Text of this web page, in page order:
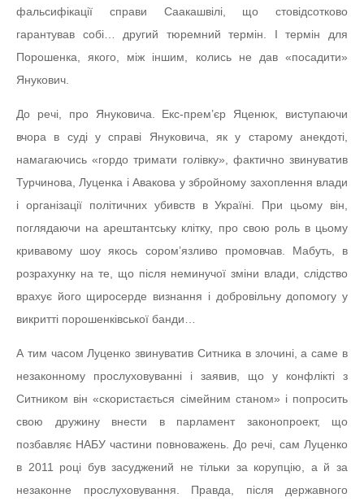
фальсифікації справи Саакашвілі, що стовідсотково
гарантував собі… другий тюремний термін. І термін для
Порошенка, якого, між іншим, колись не дав «посадити»
Янукович.
До речі, про Януковича. Екс-прем’єр Яценюк, виступаючи
вчора в суді у справі Януковича, як у старому анекдоті,
намагаючись «гордо тримати голівку», фактично звинуватив
Турчинова, Луценка і Авакова у збройному захоплення влади
і організації політичних убивств в Україні. При цьому він,
поглядаючи на арештантську клітку, про свою роль в цьому
кривавому шоу якось сором’язливо промовчав. Мабуть, в
розрахунку на те, що після неминучої зміни влади, слідство
врахує його щиросерде визнання і добровільну допомогу у
викритті порошенківської банди…
А тим часом Луценко звинуватив Ситника в злочині, а саме в
незаконному прослуховуванні і заявив, що у конфлікті з
Ситником він «скористається сімейним станом» і попросить
свою дружину внести в парламент законопроект, що
позбавляє НАБУ частини повноважень. До речі, сам Луценко
в 2011 році був засуджений не тільки за корупцію, а й за
незаконне прослуховування. Правда, після державного